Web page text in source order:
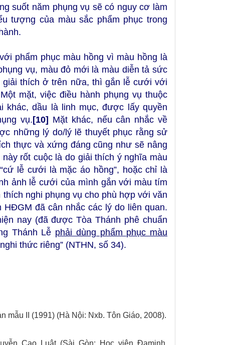
suốt năm phụng vụ sẽ có nguy cơ làm
tượng của màu sắc phẩm phục trong
phẩm phục màu hồng vì màu hồng là
vụ, màu đỏ mới là màu diễn tả sức
thích ở trên nữa, thì gắn lễ cưới với
mặt, việc điều hành phụng vụ thuộc
khác, dầu là linh mục, được lấy quyền
vụ.[10] Mặt khác, nếu cân nhắc về
những lý do/lý lẽ thuyết phục rằng sử
thực và xứng đáng cũng như sẽ nâng
rốt cuộc là do giải thích ý nghĩa màu
lễ cưới là mặc áo hồng”, hoặc chỉ là
ảnh lễ cưới của mình gắn với màu tím
nghi phụng vụ cho phù hợp với văn
đã cân nhắc các lý do liên quan.
nay (đã được Tòa Thánh phê chuẩn
Thánh Lễ phải dùng phẩm phục màu
thức riêng” (NTHN, số 34).
mẫu II (1991) (Hà Nội: Nxb. Tôn Giáo, 2008).
Cao Luật (Sài Gòn: Học viện Đaminh,